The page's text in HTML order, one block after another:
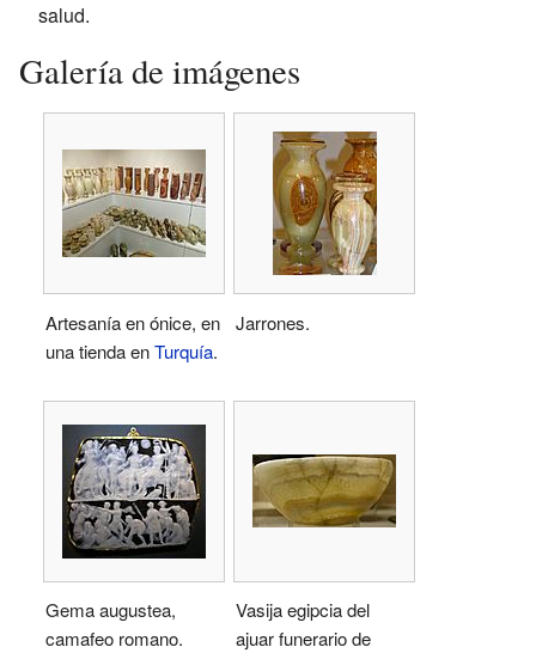
salud.
Galería de imágenes
Artesanía en ónice, en
una tienda enTurquía.
Jarrones.
Gema augustea,
camafeo romano.
Vasija egipcia del
ajuar funerario de